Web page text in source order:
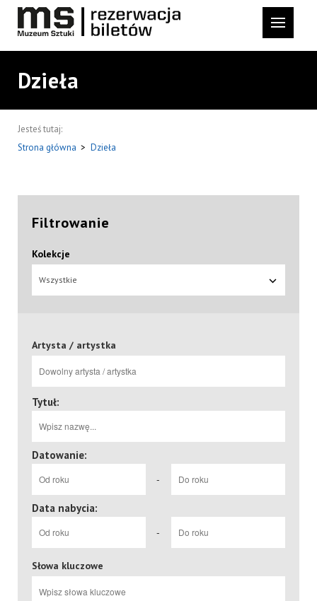
Dzieła
Jesteś tutaj:
Strona główna > Dzieła
Filtrowanie
Kolekcje
Wszystkie
Artysta / artystka
Tytuł:
Datowanie:
-
Data nabycia:
-
Słowa kluczowe